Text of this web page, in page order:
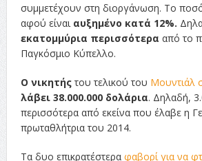
συμμετέχουν στη διοργάνωση. Το
αφού είναι αυξημένο κατά 12%.
εκατομμύρια περισσότερα από το
Παγκόσμιο Κύπελλο.
Ο νικητήςτου τελικού του Μουντιάλ
λάβει 38.000.000 δολάρια. Δηλαδή,
περισσότερα από εκείνα που έλαβε η
πρωταθλήτρια του 2014.
Τα δυο επικρατέστερα φαβορί για να